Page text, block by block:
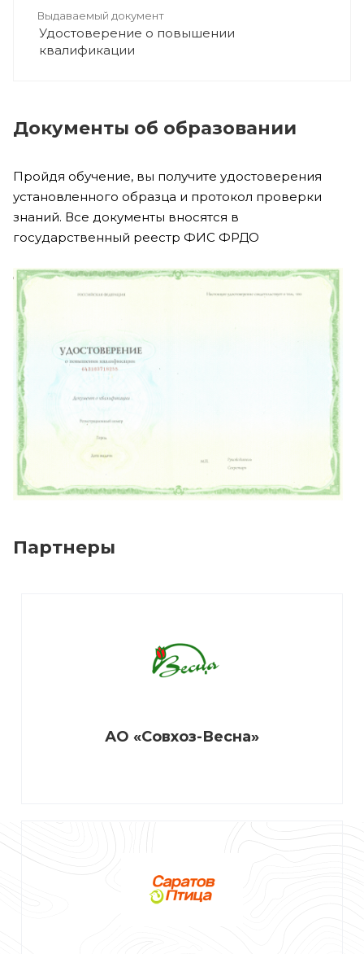
Выдаваемый документ
Удостоверение о повышении
квалификации
Документы об образовании
Пройдя обучение, вы получите удостоверения
установленного образца и протокол проверки
знаний. Все документы вносятся в
государственный реестр ФИС ФРДО
Партнеры
АО «Совхоз-Весна»